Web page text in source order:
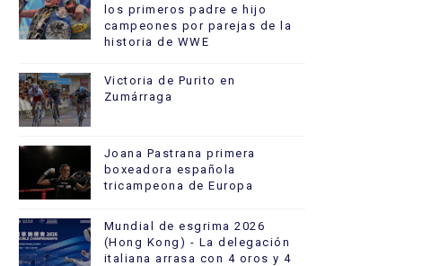
los primeros padre e hijo
campeones por parejas de la
historia de WWE
Victoria de Purito en
Zumárraga
Joana Pastrana primera
boxeadora española
tricampeona de Europa
Mundial de esgrima 2026
(Hong Kong) - La delegación
italiana arrasa con 4 oros y 4